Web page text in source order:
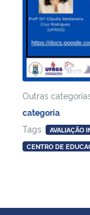
Outras
categoria
Tags:
AVALIAÇÃO
CENTRO DE